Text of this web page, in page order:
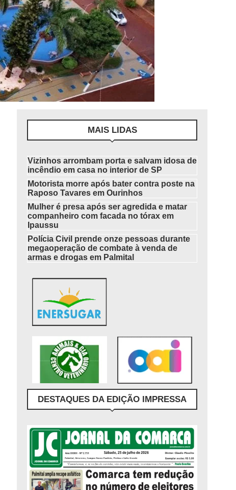
MAIS LIDAS
Vizinhos arrombam porta e salvam idosa de
incêndio em casa no interior de SP
Motorista morre após bater contra poste na
Raposo Tavares em Ourinhos
Mulher é presa após ser agredida e matar
companheiro com facada no tórax em
Ipaussu
Polícia Civil prende onze pessoas durante
megaoperação de combate à venda de
armas e drogas em Palmital
DESTAQUES DA EDIÇÃO IMPRESSA